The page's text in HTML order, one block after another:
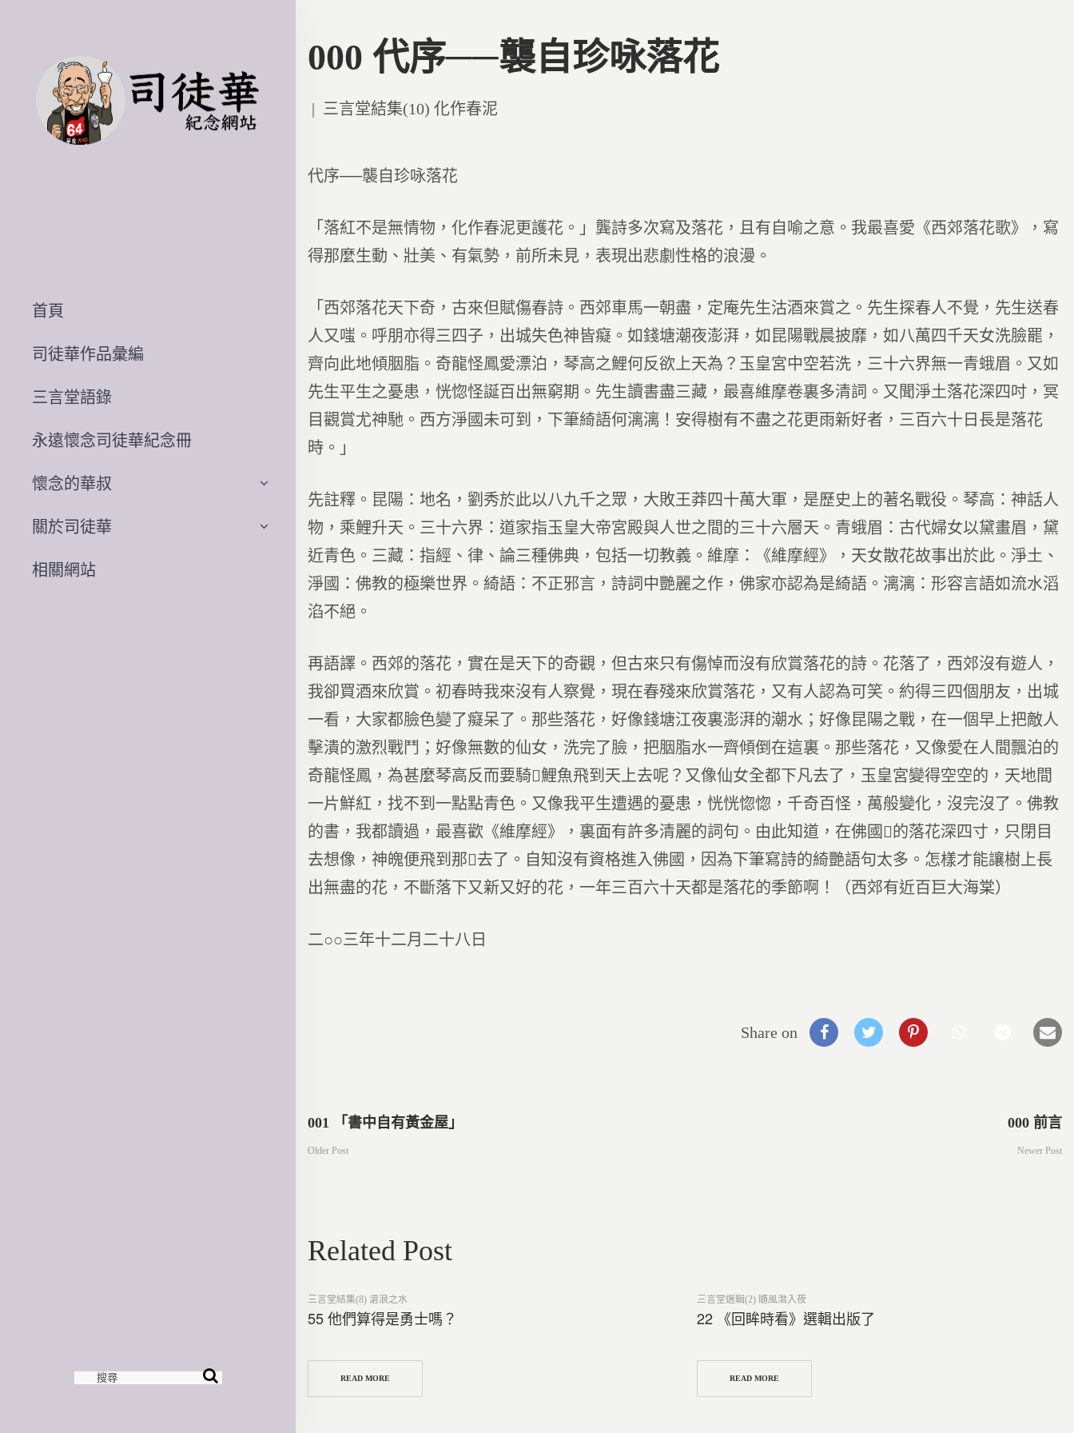
首頁
司徒華作品彙編
三言堂語錄
永遠懷念司徒華紀念冊
懷念的華叔
關於司徒華
相關網站
000 代序──襲自珍咏落花
Posted
三言堂結集(10) 化作春泥
代序──襲自珍咏落花
「落紅不是無情物，化作春泥更護花。」龔詩多次寫及落花，且有自喻之意。我最喜愛《西郊落花歌》，寫
得那麼生動、壯美、有氣勢，前所未見，表現出悲劇性格的浪漫。
「西郊落花天下奇，古來但賦傷春詩。西郊車馬一朝盡，定庵先生沽酒來賞之。先生探春人不覺，先生送春
人又嗤。呼朋亦得三四子，出城失色神皆癡。如錢塘潮夜澎湃，如昆陽戰晨披靡，如八萬四千天女洗臉罷，
齊向此地傾胭脂。奇龍怪鳳愛漂泊，琴高之鯉何反欲上天為？玉皇宮中空若洗，三十六界無一青蛾眉。又如
先生平生之憂患，恍惚怪誕百出無窮期。先生讀書盡三藏，最喜維摩卷裏多清詞。又聞淨土落花深四吋，冥
目觀賞尤神馳。西方淨國未可到，下筆綺語何漓漓！安得樹有不盡之花更雨新好者，三百六十日長是落花
時。」
先註釋。昆陽：地名，劉秀於此以八九千之眾，大敗王莽四十萬大軍，是歷史上的著名戰役。琴高：神話人
物，乘鯉升天。三十六界：道家指玉皇大帝宮殿與人世之間的三十六層天。青蛾眉：古代婦女以黛畫眉，黛
近青色。三藏：指經、律、論三種佛典，包括一切教義。維摩：《維摩經》，天女散花故事出於此。淨土、
淨國：佛教的極樂世界。綺語：不正邪言，詩詞中艷麗之作，佛家亦認為是綺語。漓漓：形容言語如流水滔
淊不絕。
再語譯。西郊的落花，實在是天下的奇觀，但古來只有傷悼而沒有欣賞落花的詩。花落了，西郊沒有遊人，
我卻買酒來欣賞。初春時我來沒有人察覺，現在春殘來欣賞落花，又有人認為可笑。約得三四個朋友，出城
一看，大家都臉色變了癡呆了。那些落花，好像錢塘江夜裏澎湃的潮水；好像昆陽之戰，在一個早上把敵人
擊潰的激烈戰鬥；好像無數的仙女，洗完了臉，把胭脂水一齊傾倒在這裏。那些落花，又像愛在人間飄泊的
奇龍怪鳳，為甚麼琴高反而要騎鯉魚飛到天上去呢？又像仙女全都下凡去了，玉皇宮變得空空的，天地間
一片鮮紅，找不到一點點青色。又像我平生遭遇的憂患，恍恍惚惚，千奇百怪，萬般變化，沒完沒了。佛教
的書，我都讀過，最喜歡《維摩經》，裏面有許多清麗的詞句。由此知道，在佛國的落花深四寸，只閉目
去想像，神魄便飛到那去了。自知沒有資格進入佛國，因為下筆寫詩的綺艷語句太多。怎樣才能讓樹上長
出無盡的花，不斷落下又新又好的花，一年三百六十天都是落花的季節啊！（西郊有近百巨大海棠）
二○○三年十二月二十八日
Share on
文
導
覽
001 「書中自有黃金屋」
Older Post
000 前言
Newer Post
Related Post
Posted
三言堂結集(8) 滄浪之水
55 他們算得是勇士嗎？
READ MORE
Posted
三言堂選輯(2) 隨風潛入夜
22 《回眸時看》選輯出版了
READ MORE